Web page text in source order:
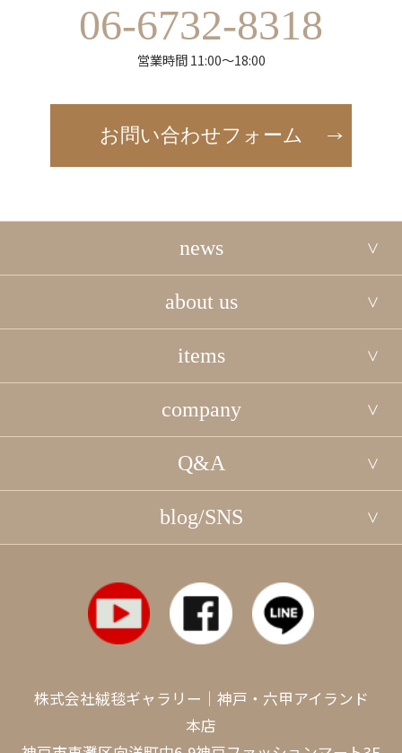
06-6732-8318
営業時間 11:00～18:00
お問い合わせフォーム
news
about us
items
company
Q&A
blog/SNS
株式会社絨毯ギャラリー｜神戸・六甲アイランド
本店